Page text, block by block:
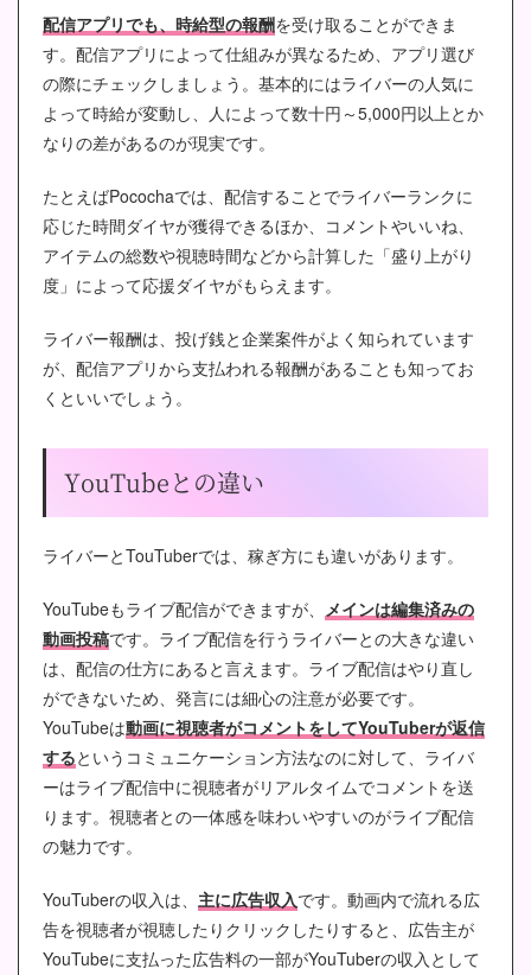
配信アプリでも、時給型の報酬を受け取ることができま
す。配信アプリによって仕組みが異なるため、アプリ選び
の際にチェックしましょう。基本的にはライバーの人気に
よって時給が変動し、人によって数十円～5,000円以上とか
なりの差があるのが現実です。
たとえばPocochaでは、配信することでライバーランクに
応じた時間ダイヤが獲得できるほか、コメントやいいね、
アイテムの総数や視聴時間などから計算した「盛り上がり
度」によって応援ダイヤがもらえます。
ライバー報酬は、投げ銭と企業案件がよく知られています
が、配信アプリから支払われる報酬があることも知ってお
くといいでしょう。
YouTubeとの違い
ライバーとTouTuberでは、稼ぎ方にも違いがあります。
YouTubeもライブ配信ができますが、 メインは編集済みの
動画投稿です。ライブ配信を行うライバーとの大きな違い
は、配信の仕方にあると言えます。ライブ配信はやり直し
ができないため、発言には細心の注意が必要です。
YouTubeは動画に視聴者がコメントをしてYouTuberが返信
するというコミュニケーション方法なのに対して、ライバ
ーはライブ配信中に視聴者がリアルタイムでコメントを送
ります。視聴者との一体感を味わいやすいのがライブ配信
の魅力です。
YouTuberの収入は、 主に広告収入です。動画内で流れる広
告を視聴者が視聴したりクリックしたりすると、広告主が
YouTubeに支払った広告料の一部がYouTuberの収入として